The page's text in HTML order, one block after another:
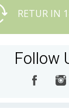
RETUR IN
Follow